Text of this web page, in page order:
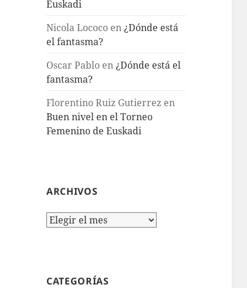
Euskadi
Nicola Lococo en¿Dónde está
el fantasma?
Oscar Pablo en¿Dónde está el
fantasma?
Florentino Ruiz Gutierrez en
Buen nivel en el Torneo
Femenino de Euskadi
ARCHIVOS
Archivos
CATEGORÍAS